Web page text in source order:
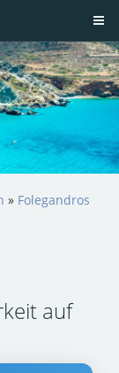
» Folegandros
auf